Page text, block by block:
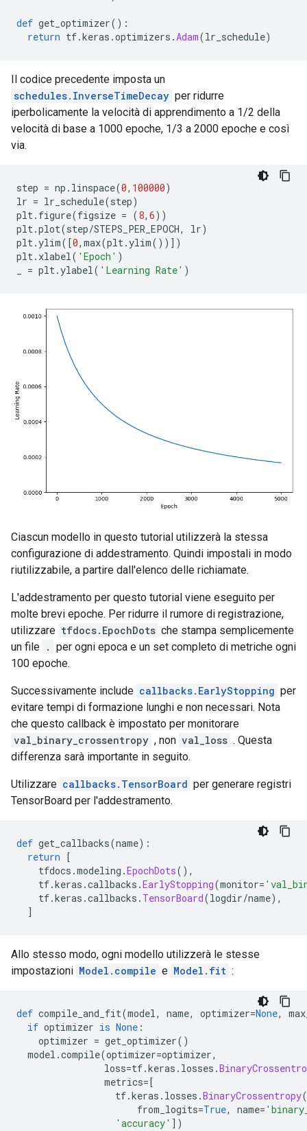
def get_optimizer():
return tf.keras .optimizers . Adam(lr_schedule)
Il codice precedente imposta un
schedules.InverseTimeDecay per ridurre
iperbolicamente la velocità di apprendimento a 1/2 della
velocità di base a 1000 epoche, 1/3 a 2000 epoche e così
via.
step = np . linspace(0, 100000)
lr = lr_schedule(step)
plt . figure(figsize = (8, 6))
plt .plot(step/STEPS_PER_EPOCH, lr)
plt .ylim([0, max(plt .ylim())])
plt . xlabel ( 'Epoch' )
= plt .ylabel ( 'Learning Rate' )
Ciascun modello in questo tutorial utilizzerà la stessa
configurazione di addestramento. Quindi impostali in modo
riutilizzabile, a partire dall'elenco delle richiamate.
L'addestramento per questo tutorial viene eseguito per
molte brevi epoche. Per ridurre il rumore di registrazione,
utilizzare tfdocs.EpochDots che stampa semplicemente
un file . per ogni epoca e un set completo di metriche ogni
100 epoche.
Successivamente include callbacks.EarlyStopping per
evitare tempi di formazione lunghi e non necessari. Nota
che questo callback è impostato per monitorare
val_binary_crossentropy , non val_loss . Questa
differenza sarà importante in seguito.
Utilizzare callbacks.TensorBoard per generare registri
TensorBoard per l'addestramento.
def get_callbacks(name):
return
[
tfdocs .modeling .EpochDots(),
tf.keras .callbacks .EarlyStopping(monitor=
tf.keras .callbacks . TensorBoard(logdir/name),
]
Allo stesso modo, ogni modello utilizzerà le stesse
impostazioni Model.compile e Model.fit :
def compile_and_fit(model, name, optimizer=None,
if optimizer is None :
optimizer = get_optimizer()
model .compile(optimizer=optimizer,
loss=tf.keras . losses .
metrics=[
tf.keras . losses .BinaryCrossentropy(
from_logits=True, name=
'accuracy' ])